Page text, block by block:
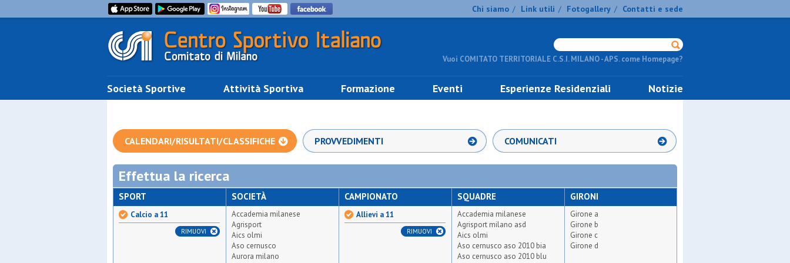
Chi siamo / Link utili / Fotogallery / Contatti e sede
Vuoi COMITATO TERRITORIALE C.S.I. MILANO - APS. come Homepage?
Società Sportive Attività Sportiva Formazione Eventi Esperienze Residenziali Notizie
CALENDARI/RISULTATI/CLASSIFICHE PROVVEDIMENTI COMUNICATI
Effettua la ricerca
SPORT
Calcio a 11
RIMUOVI
SOCIETÀ
Accademia milanese
Agrisport
Aics olmi
Aso cernusco
Aurora milano
CAMPIONATO
Allievi a 11
RIMUOVI
SQUADRE
Accademia milanese
Agrisport milano asd
Aics olmi
Aso cernusco aso 2010 bia
Aso cernusco aso 2010 blu
GIRONI
Girone a
Girone b
Girone c
Girone d